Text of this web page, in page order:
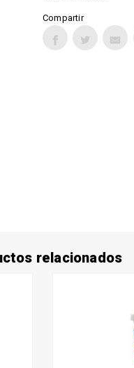
Compartir
relacionados